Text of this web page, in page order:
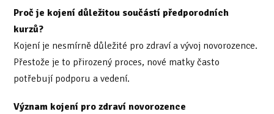
Proč je kojení důležitou součástí předporodních
kurzů?
Kojení je nesmírně důležité pro zdraví a vývoj novorozence.
Přestože je to přirozený proces, nové matky často
potřebují podporu a vedení.
Význam kojení pro zdraví novorozence